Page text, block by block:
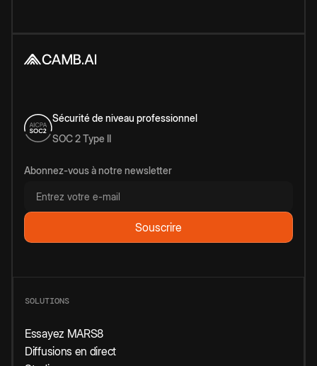
Sécurité de niveau professionnel
SOC 2 Type II
Abonnez-vous à notre newsletter
SOLUTIONS
Essayez MARS8
Diffusions en direct